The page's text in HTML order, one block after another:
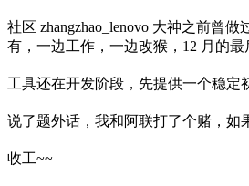
社区 zhangzhao_lenovo 大神之前曾做
有，一边工作，一边改猴，12 月的
工具还在开发阶段，先提供一个稳定
说了题外话，我和阿联打了个赌，如
收工~~